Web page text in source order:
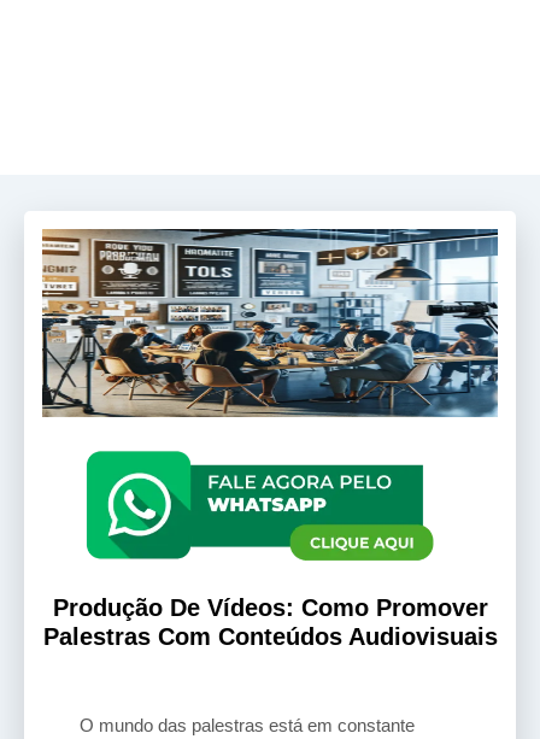
Produção De Vídeos: Como Promover
Palestras Com Conteúdos Audiovisuais
O mundo das palestras está em constante